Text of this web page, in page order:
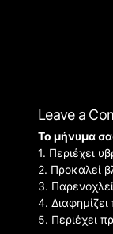
Leave a
Το μήνυμα
1. Περιέχει
2. Προκαλεί
3.
4.
5. Περιέχει